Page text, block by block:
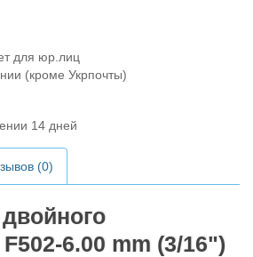
для юр.лиц
(кроме Укрпочты)
14 дней
(0)
6.00 mm (3/16")